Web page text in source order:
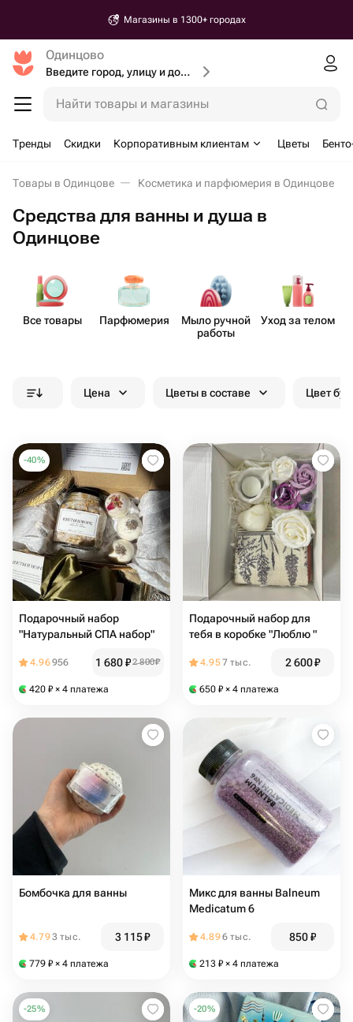
Магазины в 1300+ городах
Одинцово
Введите город, улицу и дом доставки
Найти товары и магазины
Тренды Скидки Корпоративным клиентам Цветы
Товары в Одинцове Косметика и парфюмерия в Одинцове
Средства для ванны и душа в
Одинцове
Все товары Парф​юмерия
Мыло ручной
работы
Уход за телом
Цена Цветы в составе Цвет
-40%
Подарочный набор
"Натуральный СПА набор"
4.96956 1 680₽2 800₽
420 ₽ × 4 платежа
Подарочный набор для
тебя в коробке "Люблю "
4.957 тыс. 2 600₽
650 ₽ × 4 платежа
Бомбочка для ванны
4.793 тыс. 3 115₽
779 ₽ × 4 платежа
Микс для ванны Balneum
Medicatum 6
4.896 тыс. 850₽
213 ₽ × 4 платежа
-25% -20%